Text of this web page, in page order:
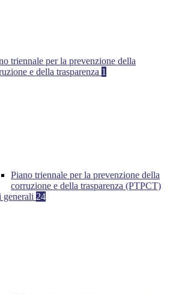
triennale per la prevenzione della
e della trasparenza 1
Piano triennale per la prevenzione della
corruzione e della trasparenza (PTPCT)
generali 24